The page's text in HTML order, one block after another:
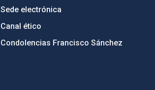
Sede electrónica
Canal ético
Condolencias Francisco Sánchez